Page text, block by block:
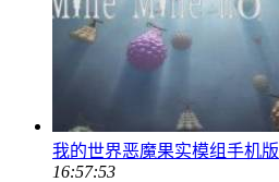
我的世界恶魔果实模组手机版
16:57:53